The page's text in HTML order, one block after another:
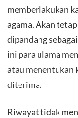
memberlakukan
agama. Akan
dipandang
ini para ulama
atau menentukan
diterima.
Riwayat tidak